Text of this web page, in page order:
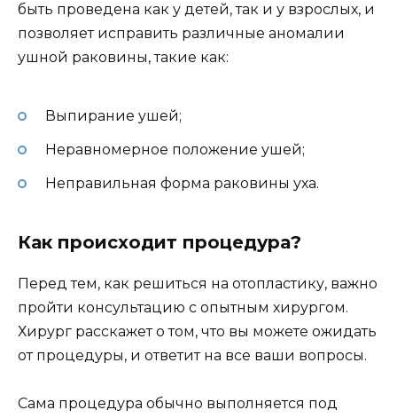
быть проведена как у детей, так и у взрослых, и
позволяет исправить различные аномалии
ушной раковины, такие как:
Выпирание ушей;
Неравномерное положение ушей;
Неправильная форма раковины уха.
Как происходит процедура?
Перед тем, как решиться на отопластику, важно
пройти консультацию с опытным хирургом.
Хирург расскажет о том, что вы можете ожидать
от процедуры, и ответит на все ваши вопросы.
Сама процедура обычно выполняется под